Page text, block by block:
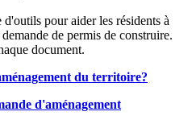
pour aider les résidents à
de permis de construire.
document.
du territoire?
d'aménagement